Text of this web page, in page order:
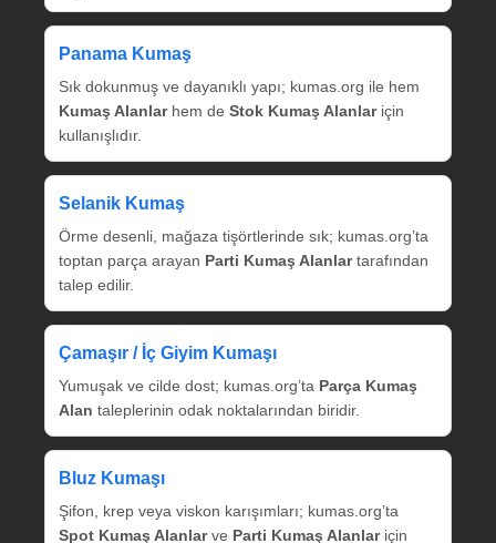
Panama Kumaş
Sık dokunmuş ve dayanıklı yapı; kumas.org ile hem
Kumaş Alanlarhem de Stok Kumaş Alanlariçin
kullanışlıdır.
Selanik Kumaş
Örme desenli, mağaza tişörtlerinde sık; kumas.org’ta
toptan parça arayan Parti Kumaş Alanlartarafından
talep edilir.
Çamaşır / İç Giyim Kumaşı
Yumuşak ve cilde dost; kumas.org’ta Parça Kumaş
Alan taleplerinin odak noktalarından biridir.
Bluz Kumaşı
Şifon, krep veya viskon karışımları; kumas.org’ta
Spot Kumaş Alanlarve Parti Kumaş Alanlariçin